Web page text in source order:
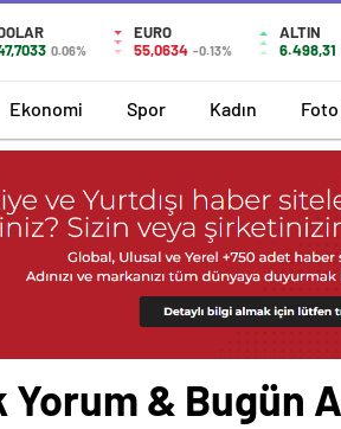
0.06%
EURO
55,0634 -0.13%
ALTIN
6.498,31
Ekonomi Spor Kadın
& Bugün